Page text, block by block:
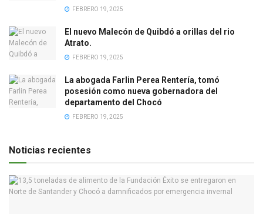
FEBRERO 19, 2025
El nuevo Malecón de Quibdó a orillas del rio
Atrato.
FEBRERO 19, 2025
La abogada Farlin Perea Rentería, tomó
posesión como nueva gobernadora del
departamento del Chocó
FEBRERO 19, 2025
Noticias recientes